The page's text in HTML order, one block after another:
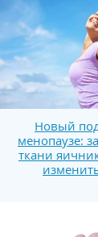
Новый
менопаузе:
ткани